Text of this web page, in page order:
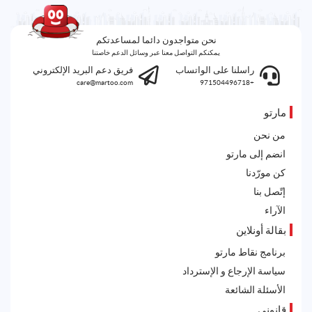
نحن متواجدون دائما لمساعدتكم
يمكنكم التواصل معنا عبر وسائل الدعم خاصتنا
راسلنا على الواتساب
+971504496718
فريق دعم البريد الإلكتروني
care@martoo.com
مارتو
من نحن
انضم إلى مارتو
كن مورّدنا
إتّصل بنا
الآراء
بقالة أونلاين
برنامج نقاط مارتو
سياسة الإرجاع و الإسترداد
الأسئلة الشائعة
قانوني